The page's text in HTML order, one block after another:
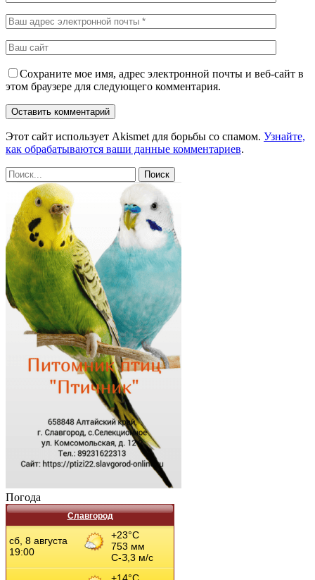
Сохраните мое имя, адрес электронной почты и веб-сайт в
этом браузере для следующего комментария.
Этот сайт использует Akismet для борьбы со спамом. Узнайте,
как обрабатываются ваши данные комментариев.
Погода
Славгород